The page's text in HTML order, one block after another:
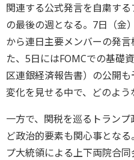
関連する公式発言を自粛す
の最後の週となる。7日（金
から連日主要メンバーの発
た、5日にはFOMCでの基礎
区連銀経済報告書）の公開
変化を見せる中で、どのよう
一方で、関税を巡るトラン
ど政治的要素も関心事とな
プ大統領による上下両院合